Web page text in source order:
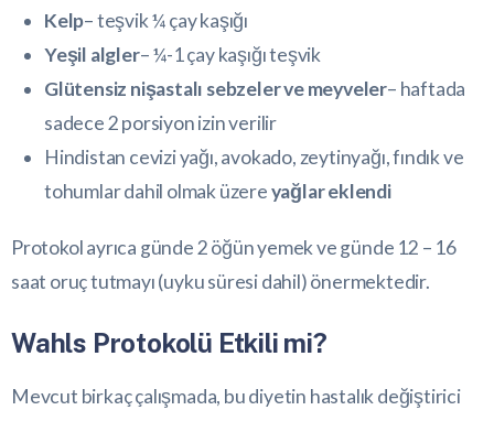
Kelp– teşvik ¼ çay kaşığı
Yeşil algler– ¼-1 çay kaşığı teşvik
Glütensiz nişastalı sebzeler ve meyveler– haftada
sadece 2 porsiyon izin verilir
Hindistan cevizi yağı, avokado, zeytinyağı, fındık ve
tohumlar dahil olmak üzereyağlar eklendi
Protokol ayrıca günde 2 öğün yemek ve günde 12 – 16
saat oruç tutmayı (uyku süresi dahil) önermektedir.
Wahls Protokolü Etkili mi?
Mevcut birkaç çalışmada, bu diyetin hastalık değiştirici